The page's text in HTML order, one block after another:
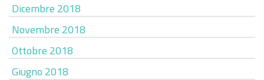
Dicembre 2018
Novembre 2018
Ottobre 2018
Giugno 2018